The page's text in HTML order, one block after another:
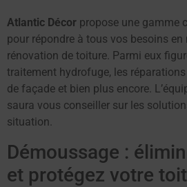
Atlantic Décor propose une gamme
pour répondre à tous vos besoins
rénovation de toiture. Parmi eux
traitement hydrofuge, les
de façade et bien plus encore.
saura vous conseiller sur les
situation.
Démoussage :
et protégez votre toit